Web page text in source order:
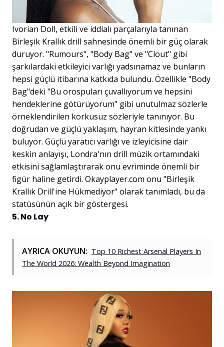
Ivorian Doll, etkili ve iddialı parçalarıyla tanınan
Birleşik Krallık drill sahnesinde önemli bir güç olarak
duruyor. "Rumours", "Body Bag" ve "Clout" gibi
şarkılardaki etkileyici varlığı yadsınamaz ve bunların
hepsi güçlü itibarına katkıda bulundu. Özellikle "Body
Bag"deki "Bu orospuları çuvallıyorum ve hepsini
hendeklerine götürüyorum" gibi unutulmaz sözlerle
örneklendirilen korkusuz sözleriyle tanınıyor. Bu
doğrudan ve güçlü yaklaşım, hayran kitlesinde yankı
buluyor. Güçlü yaratıcı varlığı ve izleyicisine dair
keskin anlayışı, Londra'nın drill müzik ortamındaki
etkisini sağlamlaştırarak onu evriminde önemli bir
figür haline getirdi. Okayplayer.com onu "Birleşik
Krallık Drill'ine Hükmediyor" olarak tanımladı, bu da
statüsünün açık bir göstergesi.
5. No Lay
AYRICA OKUYUN: Top 10 Richest Arsenal Players In
The World 2026: Wealth Beyond Imagination